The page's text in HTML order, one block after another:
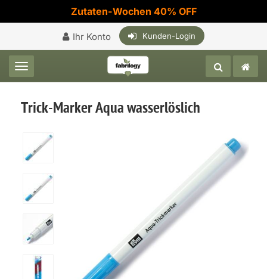
Zutaten-Wochen 40% OFF
Ihr Konto Kunden-Login
Toggle navigation
Trick-Marker Aqua wasserlöslich